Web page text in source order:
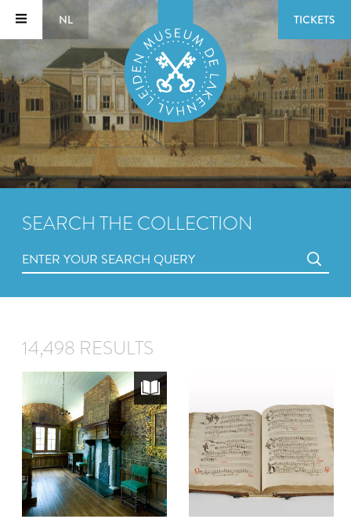
NL TICKETS
SEARCH THE COLLECTION
14,498 RESULTS